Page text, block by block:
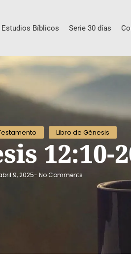
Estudios Bíblicos Serie 30 días
Libro de Génesis
12:10-
9, 2025- No Comments